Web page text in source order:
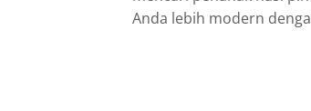
Anda lebih modern